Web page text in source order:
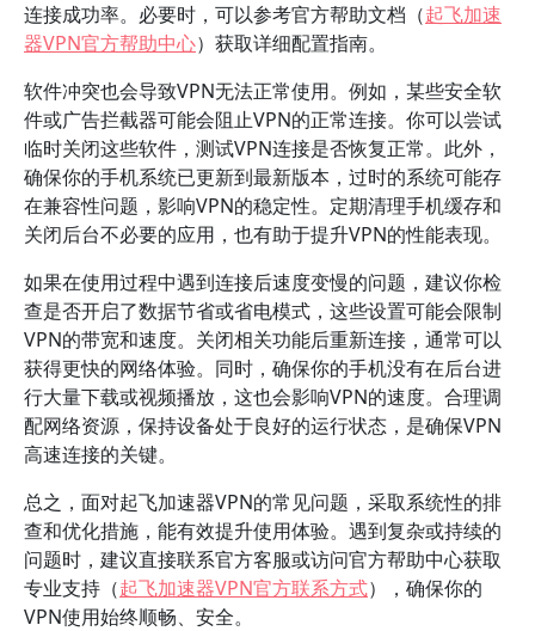
连接成功率。必要时，可以参考官方帮助文档（起飞加速
器VPN官方帮助中心）获取详细配置指南。
软件冲突也会导致VPN无法正常使用。例如，某些安全软
件或广告拦截器可能会阻止VPN的正常连接。你可以尝试
临时关闭这些软件，测试VPN连接是否恢复正常。此外，
确保你的手机系统已更新到最新版本，过时的系统可能存
在兼容性问题，影响VPN的稳定性。定期清理手机缓存和
关闭后台不必要的应用，也有助于提升VPN的性能表现。
如果在使用过程中遇到连接后速度变慢的问题，建议你检
查是否开启了数据节省或省电模式，这些设置可能会限制
VPN的带宽和速度。关闭相关功能后重新连接，通常可以
获得更快的网络体验。同时，确保你的手机没有在后台进
行大量下载或视频播放，这也会影响VPN的速度。合理调
配网络资源，保持设备处于良好的运行状态，是确保VPN
高速连接的关键。
总之，面对起飞加速器VPN的常见问题，采取系统性的排
查和优化措施，能有效提升使用体验。遇到复杂或持续的
问题时，建议直接联系官方客服或访问官方帮助中心获取
专业支持（起飞加速器VPN官方联系方式），确保你的
VPN使用始终顺畅、安全。